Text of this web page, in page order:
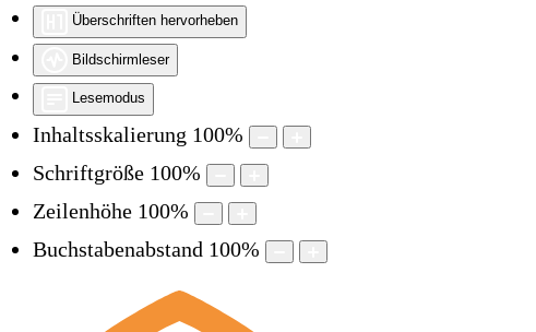
Überschriften hervorheben
Bildschirmleser
Lesemodus
Inhaltsskalierung 100%
Schriftgröße 100%
Zeilenhöhe 100%
Buchstabenabstand 100%